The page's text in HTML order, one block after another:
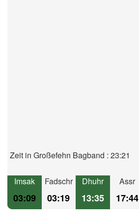
Zeit in Großefehn Bagband : 23:21
Imsak
03:09
Fadschr
03:19
Dhuhr
13:35
Assr
17:44